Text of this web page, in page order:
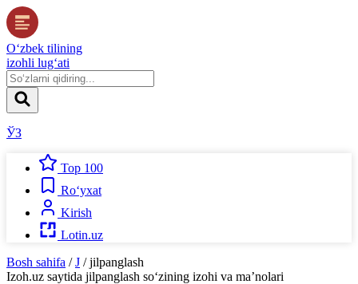
O‘zbek tilining
izohli lug‘ati
ЎЗ
Top 100
Ro‘yxat
Kirish
Lotin.uz
Bosh sahifa / J / jilpanglash
Izoh.uz saytida jilpanglash so‘zining izohi va ma’nolari